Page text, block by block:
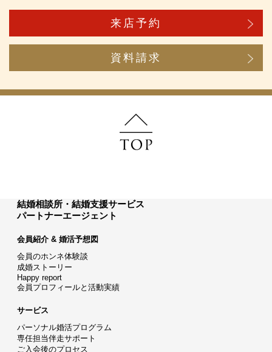
来店予約
資料請求
結婚相談所・結婚支援サービス
パートナーエージェント
会員紹介 & 婚活予想図
会員のホンネ体験談
成婚ストーリー
Happy report
会員プロフィールと活動実績
サービス
パーソナル婚活プログラム
専任担当伴走サポート
ご入会後のプロセス